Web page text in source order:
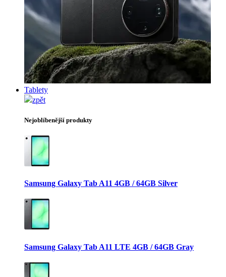
Tablety
zpět
Nejoblíbenější produkty
Samsung Galaxy Tab A11 4GB / 64GB Silver
Samsung Galaxy Tab A11 LTE 4GB / 64GB Gray